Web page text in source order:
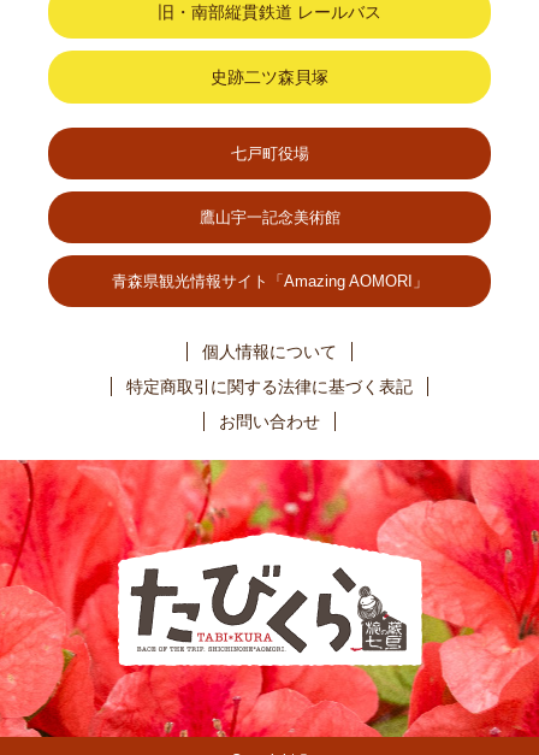
旧・南部縦貫鉄道 レールバス
史跡二ツ森貝塚
七戸町役場
鷹山宇一記念美術館
青森県観光情報サイト「Amazing AOMORI」
個人情報について
特定商取引に関する法律に基づく表記
お問い合わせ